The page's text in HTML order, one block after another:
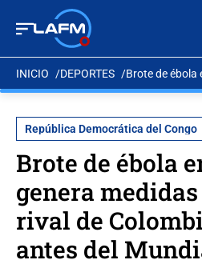
INICIO DEPORTES Brote de ébola
República Democrática del Congo
Brote de ébola
genera
rival de
antes del